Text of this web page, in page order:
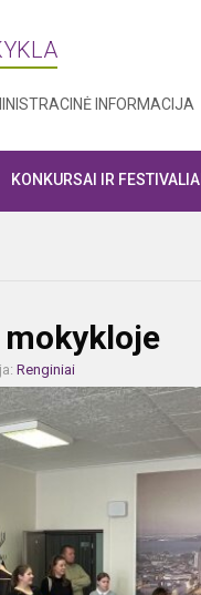
INFORMACIJA
KONKURSAI IR FESTIVALIAI
Renginiai